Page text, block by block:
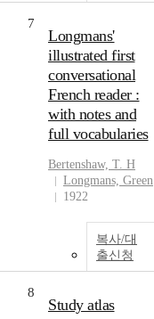
7
Longmans'
illustrated first
conversational
French reader :
with notes and
full vocabularies
Bertenshaw, T. H
Longmans, Green
1922
복사/대
출신청
8
Study atlas